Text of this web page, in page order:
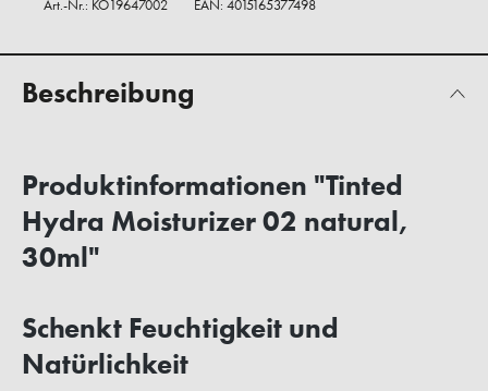
Art.-Nr.: KO19647002 EAN: 4015165377498
Beschreibung
Produktinformationen "Tinted
Hydra Moisturizer 02 natural,
30ml"
Schenkt Feuchtigkeit und
Natürlichkeit